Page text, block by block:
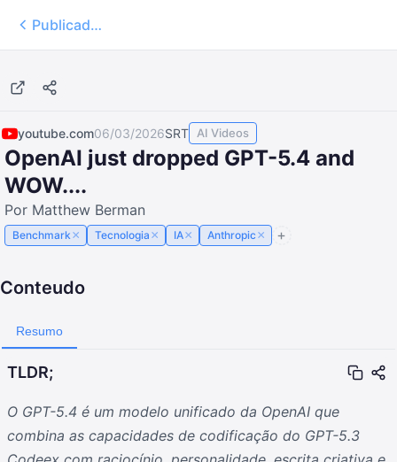
Publicados
youtube.com06/03/2026SRT AI Videos
OpenAI just dropped GPT-5.4 and
WOW....
Por Matthew Berman
Benchmark× Tecnologia × IA× Anthropic ×
Conteudo
Resumo
TLDR;
O GPT-5.4 é um modelo unificado da OpenAI que
combina as capacidades de codificação do GPT-5.3